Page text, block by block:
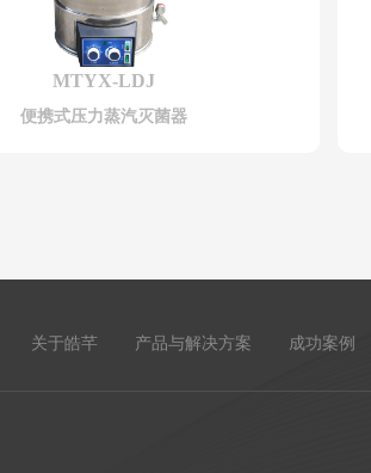
MTYX-LDJ
便携式压力蒸汽灭菌器
关于皓芊 产品与解决方案 成功案例